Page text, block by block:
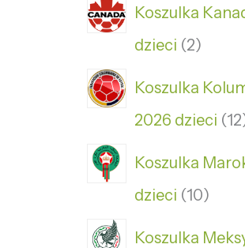
Koszulka
dzieci 2
Koszulka
2026 dzieci 12
Koszulka
dzieci 10
Koszulka